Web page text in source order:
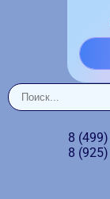
8 (499)
8 (925)